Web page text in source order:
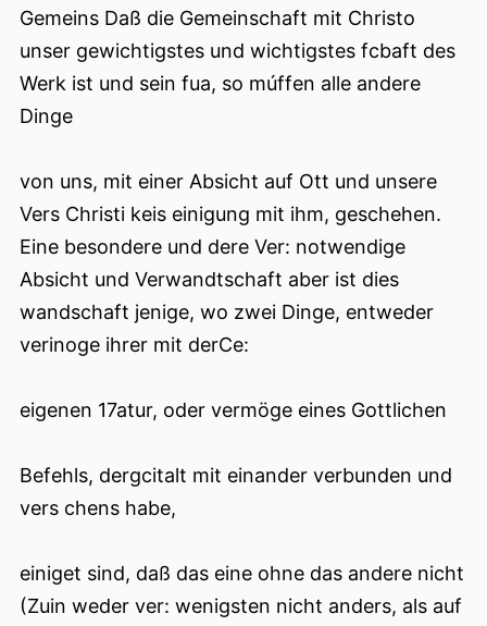
Gemeins Daß die Gemeinschaft mit Christo
unser gewichtigstes und wichtigstes fcbaft des
Werk ist und sein fua, so múffen alle andere
Dinge
von uns, mit einer Absicht auf Ott und unsere
Vers Christi keis einigung mit ihm, geschehen.
Eine besondere und dere Ver: notwendige
Absicht und Verwandtschaft aber ist dies
wandschaft jenige, wo zwei Dinge, entweder
verinoge ihrer mit derCe:
eigenen 17atur, oder vermöge eines Gottlichen
Befehls, dergcitalt mit einander verbunden und
vers chens habe,
einiget sind, daß das eine ohne das andere nicht
(Zuin weder ver: wenigsten nicht anders, als auf